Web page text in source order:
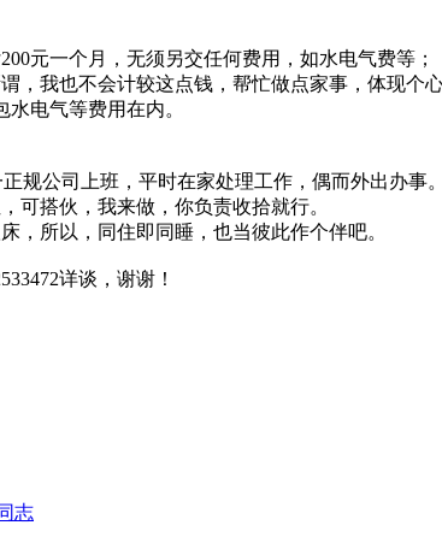
元一个月，无须另交任何费用，如水电气费等；
，我也不会计较这点钱，帮忙做点家事，体现个心
电气等费用在内。
规公司上班，平时在家处理工作，偶而外出办事。
可搭伙，我来做，你负责收拾就行。
，所以，同住即同睡，也当彼此作个伴吧。
详谈，谢谢！
志